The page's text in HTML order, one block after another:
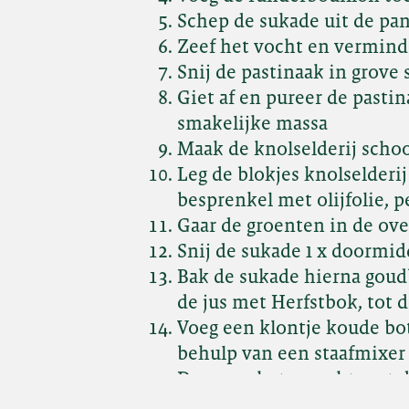
Schep de sukade uit de
Zeef het vocht en
Snij de pastinaak in grove
Giet af en pureer de
smakelijke massa
Maak de knolselderij
Leg de blokjes
besprenkel met olijfolie,
Gaar de groenten in de
Snij de sukade 1 x
Bak de sukade hierna
de jus met Herfstbok, tot
Voeg een klontje koude
behulp van een staafmixer
Dresseer het gerecht met